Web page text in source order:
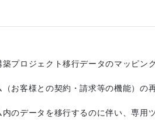
プロジェクト移行データのマッピン
お客様との契約・請求等の機能）の
のデータを移行するのに伴い、専用